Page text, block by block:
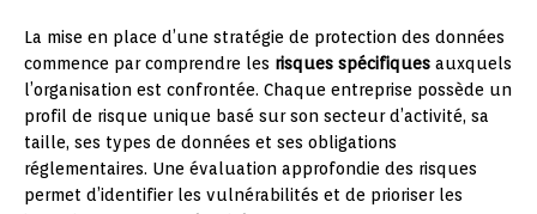
La mise en place d’une stratégie de protection des données
commence par comprendre les risques spécifiques auxquels
l’organisation est confrontée. Chaque entreprise possède un
profil de risque unique basé sur son secteur d’activité, sa
taille, ses types de données et ses obligations
réglementaires. Une évaluation approfondie des risques
permet d’identifier les vulnérabilités et de prioriser les